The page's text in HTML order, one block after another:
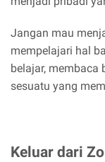
Jangan mau
mempelajari hal
belajar, membaca
sesuatu yang
Keluar dari